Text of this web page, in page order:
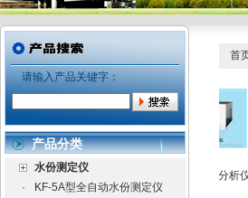
请输入产品关键字：
产品分类
水份测定仪
·
KF-5A型全自动水份测定仪
首
全自动水份测定仪 氧化锆微量氧分析仪